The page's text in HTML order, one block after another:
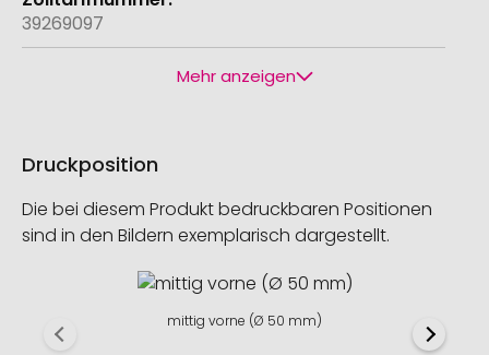
39269097
Mehr anzeigen
Druckposition
Die bei diesem Produkt bedruckbaren Positionen
sind in den Bildern exemplarisch dargestellt.
mittig vorne (Ø 50 mm)